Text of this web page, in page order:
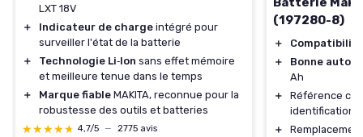
LXT 18V
＋
Indicateur de charge intégré pour
surveiller l'état de la batterie
＋
Technologie Li‑Ion sans effet mémoire
et meilleure tenue dans le temps
＋
Marque fiable MAKITA, reconnue pour la
robustesse des outils et batteries
★★★★★
★★★★★ 4,7/5 — 2775 avis
(197280-8)
＋
Compatibilité
＋
Bonne
Ah
＋
Référence
identification
＋